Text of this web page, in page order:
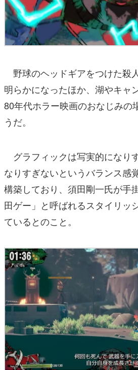
野球のヘッドギアをつけた殺
明らかになったほか、湖やキャ
80年代ホラー映画のおなじみの
うだ。
グラフィックは写実的になり
なりすぎないというバランス感
構築しており、須田剛一氏が手
田ゲー」と呼ばれるスタイリッ
ているとのこと。